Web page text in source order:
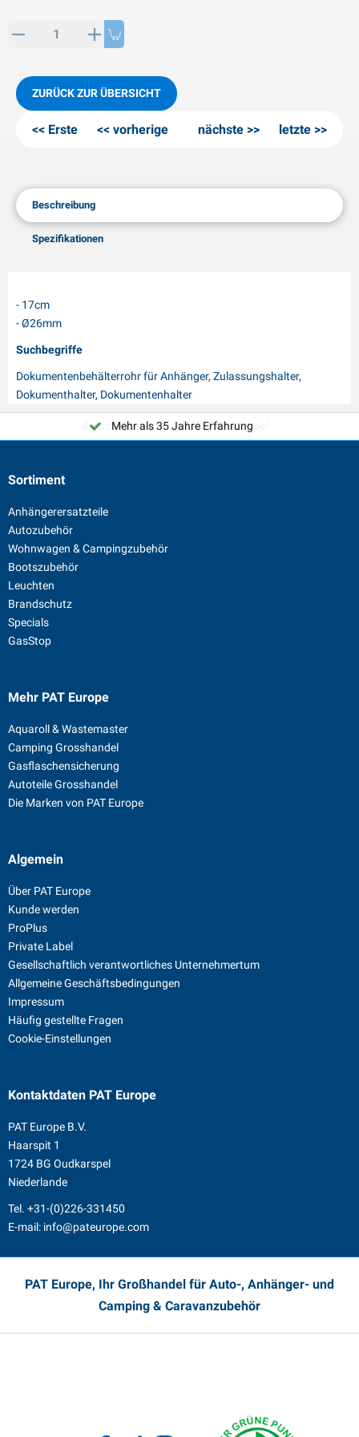
ZURÜCK ZUR ÜBERSICHT
Erste vorherige nächste letzte
Beschreibung
Spezifikationen
- 17cm
- Ø26mm
Suchbegriffe
Dokumentenbehälterrohr für Anhänger, Zulassungshalter,
Dokumenthalter, Dokumentenhalter
Entscheiden Sie sich für PAT Europe!
Mehr als 35 Jahre Erfahrung
Sortiment
Anhängerersatzteile
Autozubehör
Wohnwagen & Campingzubehör
Bootszubehör
Leuchten
Brandschutz
Specials
GasStop
Mehr PAT Europe
Aquaroll & Wastemaster
Camping Grosshandel
Gasflaschensicherung
Autoteile Grosshandel
Die Marken von PAT Europe
Algemein
Über PAT Europe
Kunde werden
ProPlus
Private Label
Gesellschaftlich verantwortliches Unternehmertum
Allgemeine Geschäftsbedingungen
Impressum
Häufig gestellte Fragen
Cookie-Einstellungen
Kontaktdaten PAT Europe
PAT Europe B.V.
Haarspit 1
1724 BG Oudkarspel
Niederlande
Tel. +31-(0)226-331450
E-mail: info@pateurope.com
PAT Europe, Ihr Großhandel für Auto-, Anhänger- und
Camping & Caravanzubehör